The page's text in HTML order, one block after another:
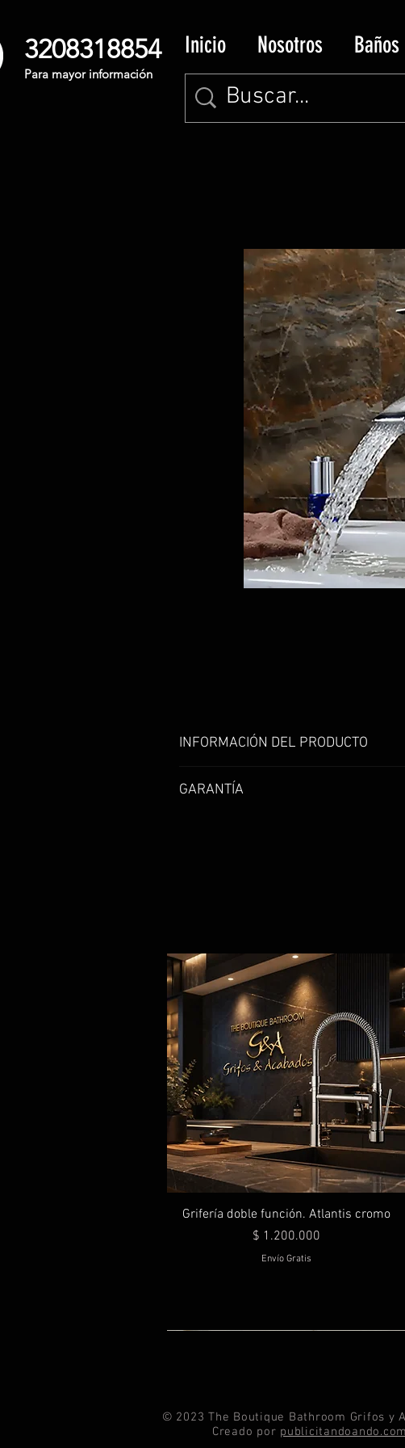
Inicio Nosotros Baños
3208318854
Para mayor información
INFORMACIÓN DEL PRODUCTO
Griferia baja monocontrol en bronce
GARANTÍA
Grifería doble función. Atlantis cromo
Precio
$ 1.200.000
Envío Gratis
© 2023 The Boutique Bathroom Grifos y
Creado por publicitandoando.com